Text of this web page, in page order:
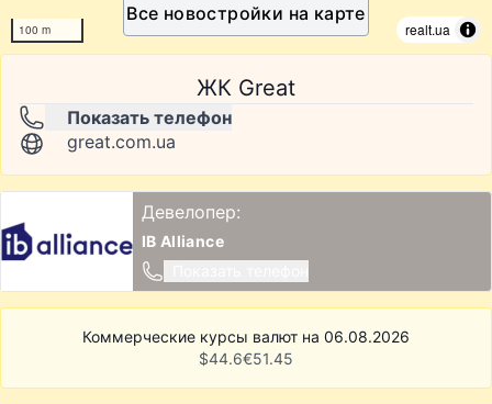
100 m realt.ua
Все новостройки на карте
ЖК Great
Показать телефон
great.com.ua
Девелопер:
IB Alliance
Коммерческие курсы валют на 06.08.2026
$44.6€51.45